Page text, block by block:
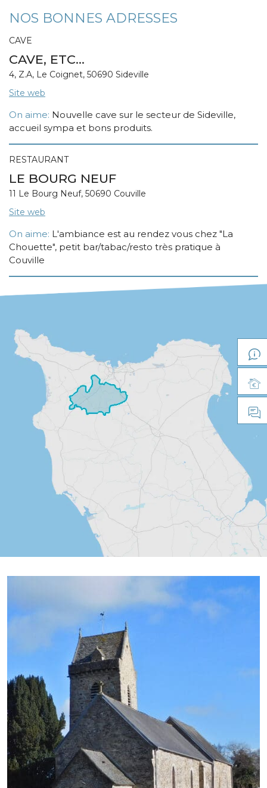
NOS BONNES ADRESSES
CAVE
CAVE, ETC...
4, Z.A, Le Coignet, 50690 Sideville
Site web
On aime: Nouvelle cave sur le secteur de Sideville,
accueil sympa et bons produits.
RESTAURANT
LE BOURG NEUF
11 Le Bourg Neuf, 50690 Couville
Site web
On aime: L'ambiance est au rendez vous chez "La
Chouette", petit bar/tabac/resto très pratique à
Couville